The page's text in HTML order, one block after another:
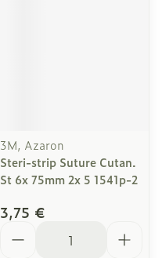
3M, Azaron
Steri-strip Suture Cutan.
St 6x 75mm 2x 5 1541p-2
3,75 €